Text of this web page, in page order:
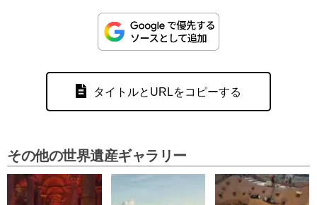
タイトルとURLをコピーする
その他の世界遺産ギャラリー